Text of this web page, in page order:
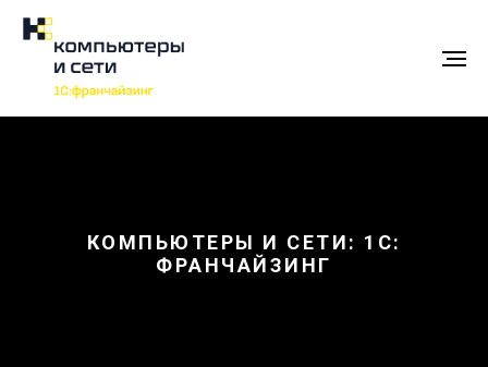
КОМПЬЮТЕРЫ И СЕТИ: 1С:
ФРАНЧАЙЗИНГ